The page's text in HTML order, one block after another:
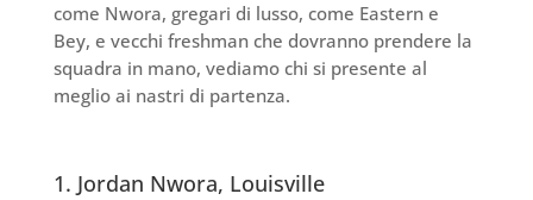
come Nwora, gregari di lusso, come Eastern e
Bey, e vecchi freshman che dovranno prendere la
squadra in mano, vediamo chi si presente al
meglio ai nastri di partenza.
1. Jordan Nwora, Louisville